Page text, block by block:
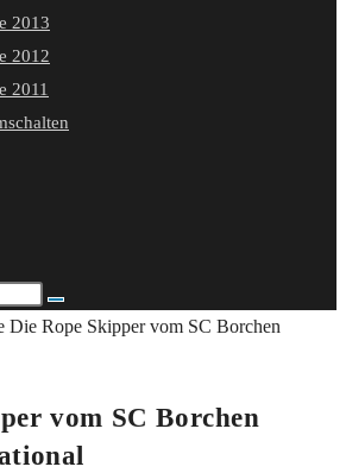
2013
2012
2011
vom SC Borchen